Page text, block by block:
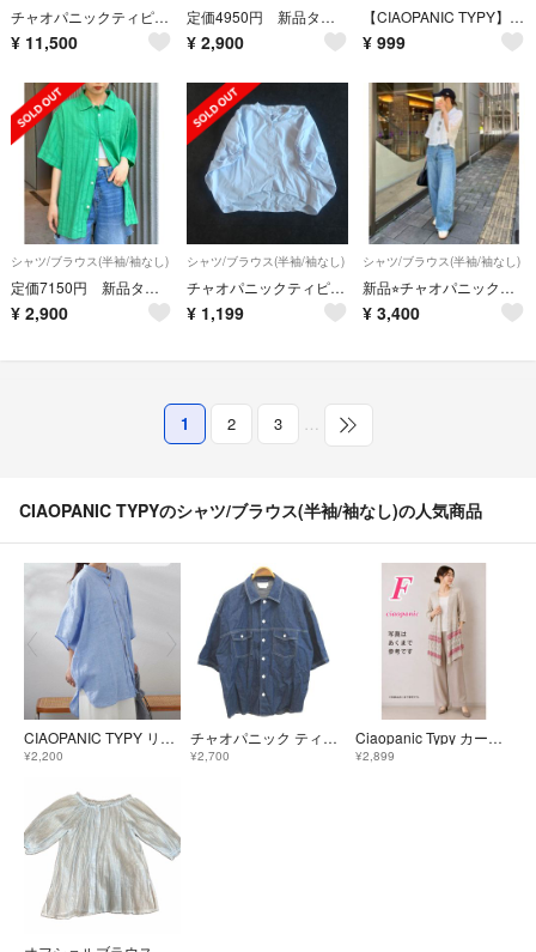
チャオパニックティピー トップス レース
¥ 11,500
定価4950円 新品タグ付【CIAOPANIC TYPY】ポケット半袖シャツ
¥ 2,900
【CIAOPANIC TYPY】(1) 無地 コットン フリル 半袖 シャツ
¥ 999
シャツ/ブラウス(半袖/袖なし)
定価7150円 新品タグ付【CIAOPANIC TYPY】レースストライプシャツ
¥ 2,900
シャツ/ブラウス(半袖/袖なし)
チャオパニックティピー ブラウス
¥ 1,199
シャツ/ブラウス(半袖/袖なし)
新品⭐︎チャオパニックティピー＊クロップド丈開襟レースシャツ
¥ 3,400
1 2 3 …
CIAOPANIC TYPYのシャツ/ブラウス(半袖/袖なし)の人気商品
CIAOPANIC TYPY リネン ドルマン シャツ サックスブルー 新品
¥2,200
チャオパニック ティピー デニムシャツ 麻 リネン混 L 青 ブルー 半袖
¥2,700
Ciaopanic Typy カーディガン 長袖 ベージュ レッド F 前開き
¥2,899